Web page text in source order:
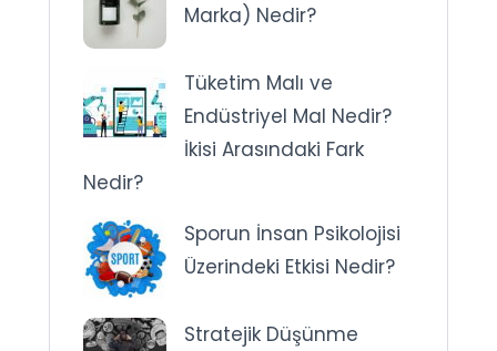
Marka) Nedir?
Tüketim Malı ve
Endüstriyel Mal Nedir?
İkisi Arasındaki Fark
Nedir?
Sporun İnsan Psikolojisi
Üzerindeki Etkisi Nedir?
Stratejik Düşünme